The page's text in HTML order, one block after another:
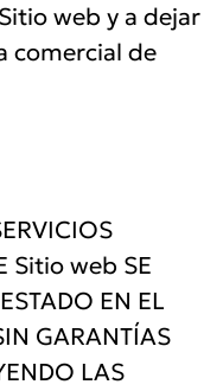
web y a dejar
comercial de
Sitio web SE
EN EL
GARANTÍAS
LAS